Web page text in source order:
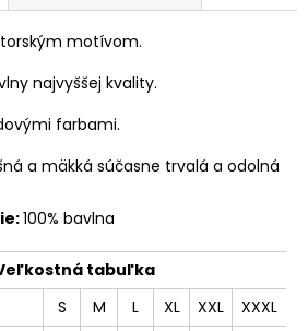
motívom.
najvyššej kvality.
farbami.
a mäkká súčasne trvalá a odolná
100% bavlna
tabuľka
S M L XL XXL
XXXL